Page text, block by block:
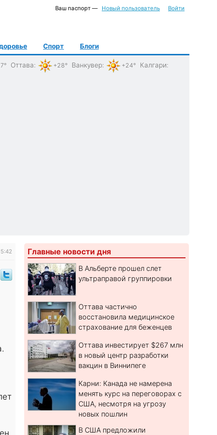
Ваш паспорт — Новый пользователь Войти
Спорт Блоги
Оттава: +28° Ванкувер: +24° Калгари:
Главные новости дня
В Альберте прошел слет
ультраправой группировки
Оттава частично
восстановила медицинское
страхование для беженцев
Оттава инвестирует $267 млн
в новый центр разработки
вакцин в Виннипеге
Карни: Канада не намерена
менять курс на переговорах с
США, несмотря на угрозу
новых пошлин
В США предложили